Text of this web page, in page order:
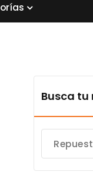
orías
Busca tu